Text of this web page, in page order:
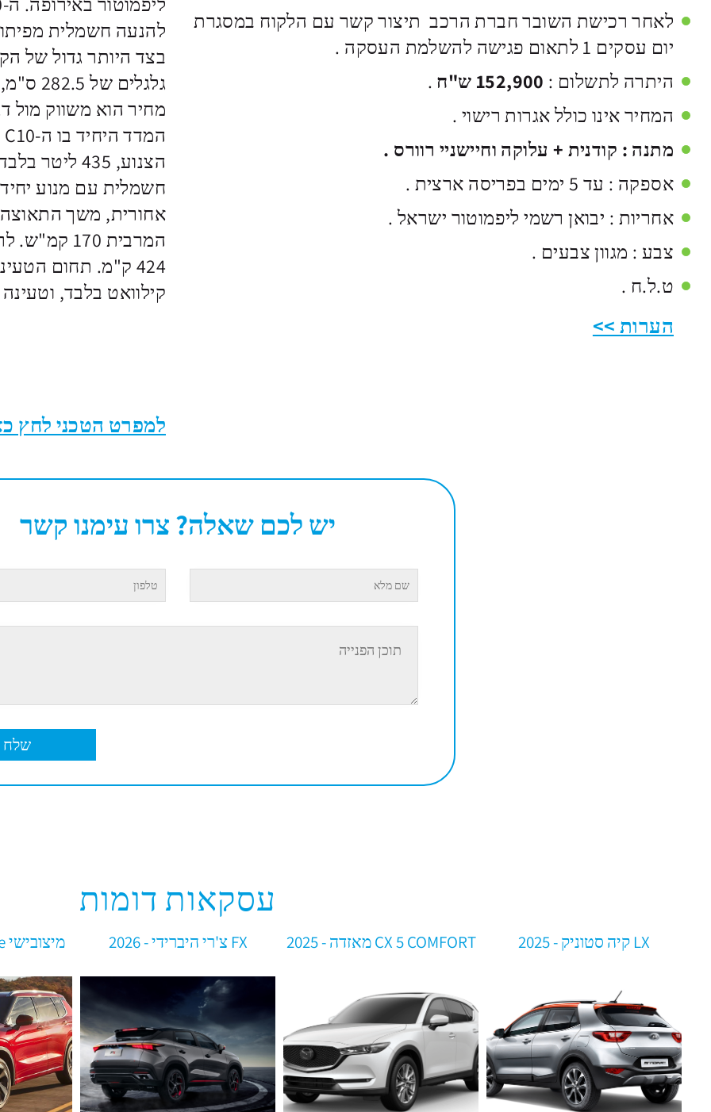
לאחר רכישת השובר חברת הרכב תיצור קשר עם הלקוח במסגרת
יום עסקים 1 לתאום פגישה להשלמת העסקה .
היתרה לתשלום : 152,900 ש"ח
.
המחיר אינו כולל אגרות רישוי .
מתנה : קודנית + עלוקה וחיישניי רוורס .
אספקה : עד 5 ימים בפריסה ארצית .
אחריות : יבואן רשמי ליפמוטור ישראל .
צבע : מגוון צבעים .
ט.ל.ח .
הערות
להנעה חשמלית
קילוואט בלבד, וטעינה
למפרט הטכני לחץ
יש לכם שאלה? צרו עימנו קשר
עסקאות דומות
LX קיה סטוניק - 2025 CX 5 COMFORT מאזדה - 2025 FX צ'רי היברידי - 2026